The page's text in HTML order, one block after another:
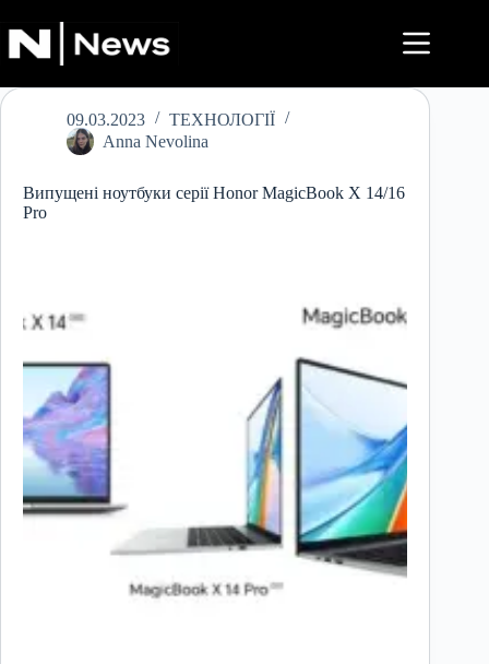
до
вмісту
09.03.2023
ТЕХНОЛОГІЇ
Anna Nevolina
Випущені ноутбуки серії Honor MagicBook X 14/16
Pro